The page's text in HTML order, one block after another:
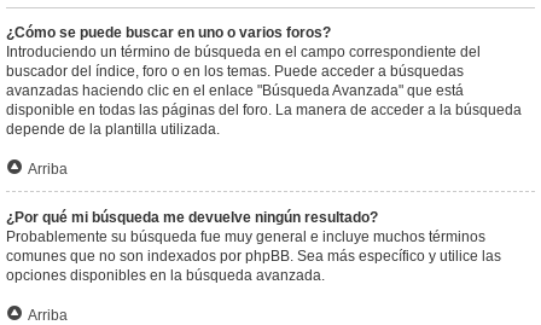
¿Cómo se puede buscar en uno o varios foros?
Introduciendo un término de búsqueda en el campo correspondiente del
buscador del índice, foro o en los temas. Puede acceder a búsquedas
avanzadas haciendo clic en el enlace "Búsqueda Avanzada" que está
disponible en todas las páginas del foro. La manera de acceder a la búsqueda
depende de la plantilla utilizada.
Arriba
¿Por qué mi búsqueda me devuelve ningún resultado?
Probablemente su búsqueda fue muy general e incluye muchos términos
comunes que no son indexados por phpBB. Sea más específico y utilice las
opciones disponibles en la búsqueda avanzada.
Arriba